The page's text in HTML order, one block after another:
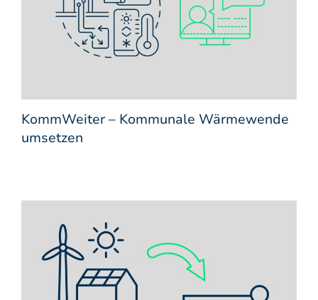
KommWeiter – Kommunale Wärmewende
umsetzen